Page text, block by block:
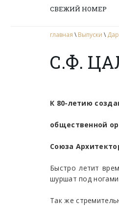
СВЕЖИЙ НОМЕР
главная \ Выпуски \
С.Ф.
К 80-летию
общественной
Союза
Быстро летит
шуршат под
Так же